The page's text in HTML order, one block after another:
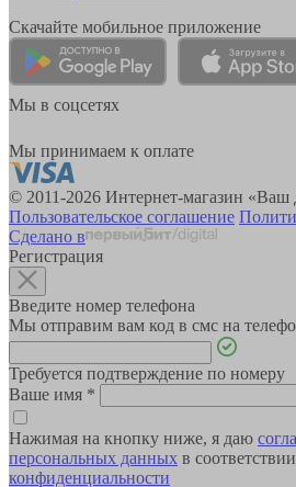
Скачайте мобильное приложение
Мы в соцсетях
Мы принимаем к оплате
© 2011-2026 Интернет-магазин «Ваш
Пользовательское соглашение
Сделано в
Регистрация
Введите номер телефона
Мы отправим вам код в смс на
Требуется подтверждение по номеру
Ваше имя *
Нажимая на кнопку ниже, я даю
персональных данных в
конфиденциальности